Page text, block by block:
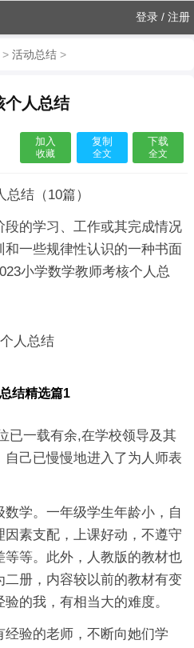
登录 / 注册
> 活动总结 >
个人总结
加入
收藏
复制
全文
下载
全文
结（10篇）
的学习、工作或其完成情况
一些规律性认识的一种书面
小学数学教师考核个人总
结精选篇1
已一载有余,在学校领导及其
己已慢慢地进入了为人师表
学。一年级学生年龄小，自
素支配，上课好动，不遵守
等。此外，人教版的教材也
册，内容较以前的教材有变
的我，有相当大的难度。
验的老师，不断向她们学